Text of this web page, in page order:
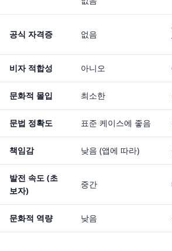
공식 자격증 없음
비자 적합성 아니오
문화적 몰입 최소한
문법 정확도 표준 케이스에 좋음
책임감 낮음 (앱에 따라)
발전 속도 (초
보자)
중간
문화적 역량 낮음